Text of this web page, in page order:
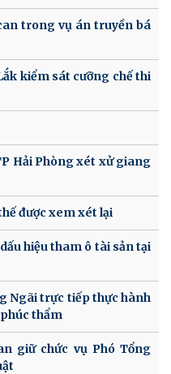
trong vụ án truyền bá
kiểm sát cưỡng chế thi
Hải Phòng xét xử giang
được xem xét lại
hiệu tham ô tài sản tại
Ngãi trực tiếp thực hành
thẩm
giữ chức vụ Phó Tổng